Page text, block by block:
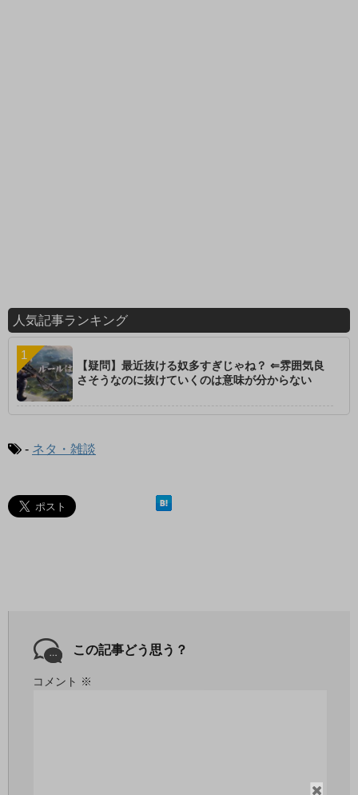
閉
人気記事ランキング
【疑問】最近抜ける奴多すぎじゃね？ ⇐雰囲気良
さそうなのに抜けていくのは意味が分からない
- ネタ・雑談
この記事どう思う？
コメント ※